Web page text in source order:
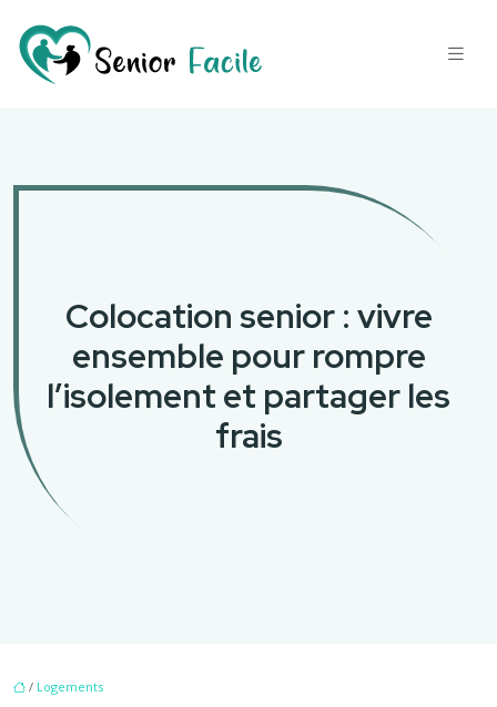
Colocation senior : vivre
ensemble pour rompre
l’isolement et partager les
frais
/ Logements